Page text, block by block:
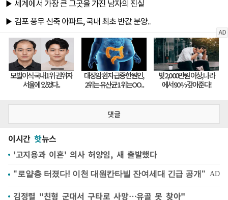
댓글
이시간 핫뉴스
'고지용과 이혼' 의사 허양임, 새 출발했다
김정렬 "친형 군대서 구타로 사망…유골 못 찾아"